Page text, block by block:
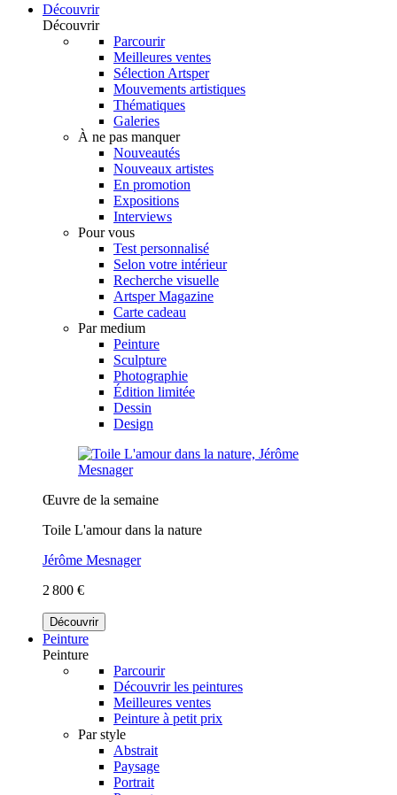
Découvrir
Découvrir
Parcourir
Meilleures ventes
Sélection Artsper
Mouvements artistiques
Thématiques
Galeries
À ne pas manquer
Nouveautés
Nouveaux artistes
En promotion
Expositions
Interviews
Pour vous
Test personnalisé
Selon votre intérieur
Recherche visuelle
Artsper Magazine
Carte cadeau
Par medium
Peinture
Sculpture
Photographie
Édition limitée
Dessin
Design
Œuvre de la semaine
Toile L'amour dans la nature
Jérôme Mesnager
2 800 €
Découvrir
Peinture
Peinture
Parcourir
Découvrir les peintures
Meilleures ventes
Peinture à petit prix
Par style
Abstrait
Paysage
Portrait